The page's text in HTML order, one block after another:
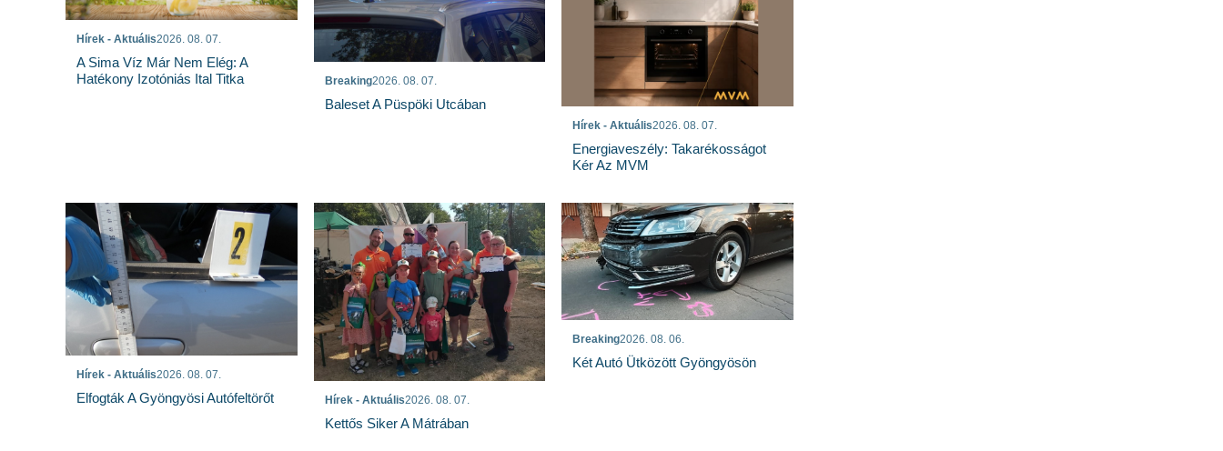
Hírek - Aktuális2026. 08. 07.
A Sima Víz Már Nem Elég: A
Hatékony Izotóniás Ital Titka
Breaking2026. 08. 07.
Baleset A Püspöki Utcában
Hírek - Aktuális2026. 08. 07.
Energiaveszély: Takarékosságot
Kér Az MVM
Hírek - Aktuális2026. 08. 07.
Elfogták A Gyöngyösi Autófeltörőt Hírek - Aktuális2026. 08. 07.
Kettős Siker A Mátrában
Breaking2026. 08. 06.
Két Autó Ütközött Gyöngyösön